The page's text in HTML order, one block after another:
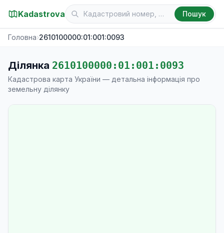
Kadastrova Пошук
Головна›2610100000:01:001:0093
Ділянка 2610100000:01:001:0093
Кадастрова карта України — детальна інформація про
земельну ділянку